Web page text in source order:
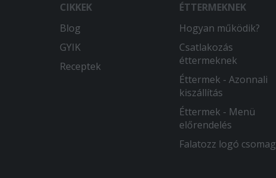
CIKKEK
Blog
GYIK
Receptek
ÉTTERMEKNEK
Hogyan működik?
Csatlakozás
éttermeknek
Éttermek - Azonnali
kiszállítás
Éttermek - Menü
előrendelés
Falatozz logó csomag